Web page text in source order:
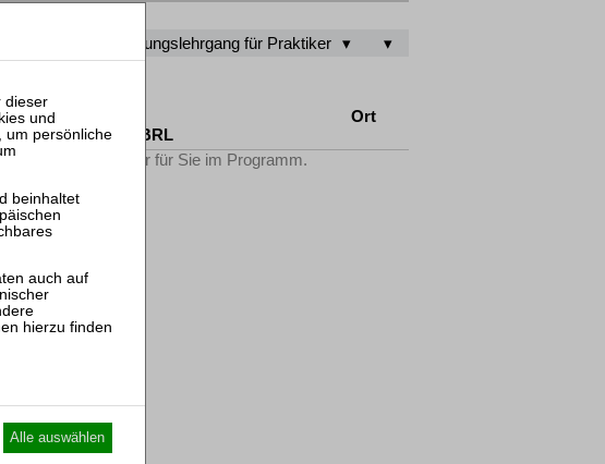
Zertifizierungslehrgang für Praktiker
§ 5 DStV-FBRL
Ort
zu diesem Filter für Sie im Programm.
Alle auswählen